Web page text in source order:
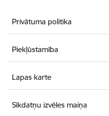
Privātuma politika
Piekļūstamība
Lapas karte
Sīkdatņu izvēles maiņa